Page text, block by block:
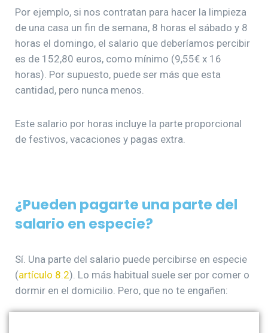
Por ejemplo, si nos contratan para hacer la limpieza
de una casa un fin de semana, 8 horas el sábado y 8
horas el domingo, el salario que deberíamos percibir
es de 152,80 euros, como mínimo (9,55€ x 16
horas). Por supuesto, puede ser más que esta
cantidad, pero nunca menos.
Este salario por horas incluye la parte proporcional
de festivos, vacaciones y pagas extra.
¿Pueden pagarte una parte del
salario en especie?
Sí. Una parte del salario puede percibirse en especie
(artículo 8.2). Lo más habitual suele ser por comer o
dormir en el domicilio. Pero, que no te engañen: